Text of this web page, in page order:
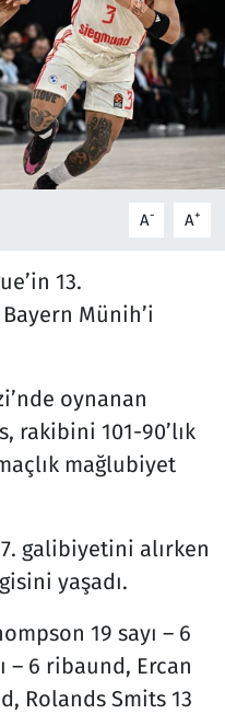
A- A+
13.
Münih’i
oynanan
rakibini 101-90’lık
mağlubiyet
galibiyetini alırken
yaşadı.
19 sayı – 6
– 6 ribaund, Ercan
Rolands Smits 13